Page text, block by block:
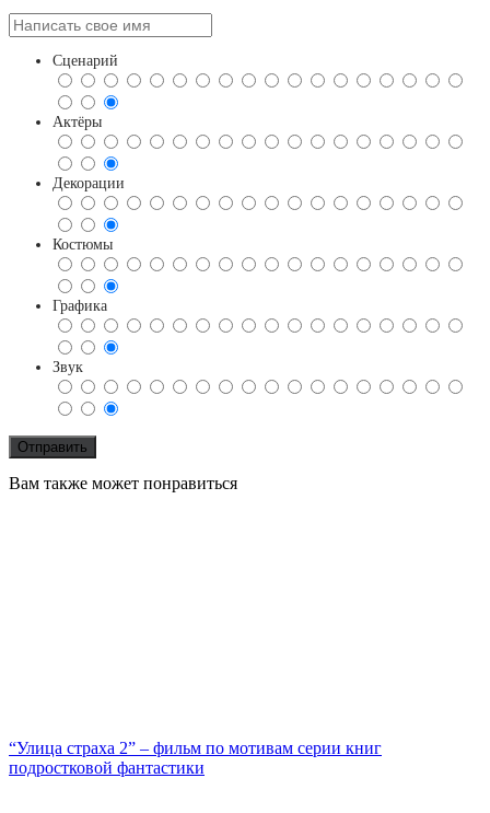
Сценарий
Актёры
Декорации
Костюмы
Графика
Звук
Вам также может понравиться
“Улица страха 2” – фильм по мотивам серии книг
подростковой фантастики